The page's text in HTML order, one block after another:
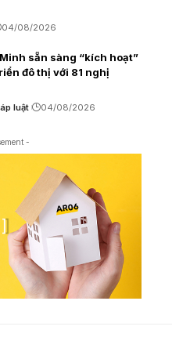
04/08/2026
sẵn sàng “kích hoạt”
đô thị với 81 nghị
luật 04/08/2026
-